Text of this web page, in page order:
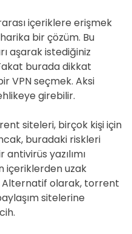
içeriklere erişmek
bir çözüm. Bu
aşarak istediğiniz
burada dikkat
VPN seçmek. Aksi
girebilir.
siteleri, birçok kişi için
buradaki riskleri
yazılımı
içeriklerden uzak
Alternatif olarak, torrent
sitelerine